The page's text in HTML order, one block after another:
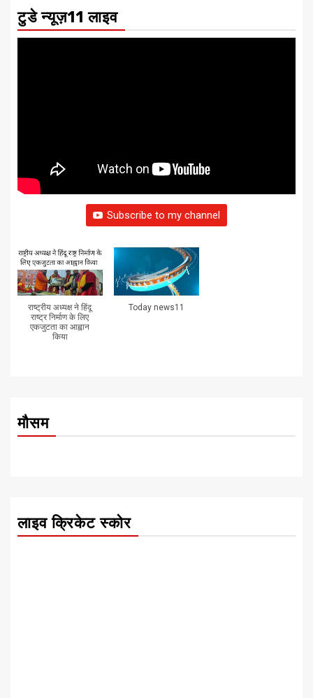
टुडे न्यूज़11 लाइव
Subscribe to my channel
राष्ट्रीय अध्यक्ष ने हिंदू
राष्ट्र निर्माण के लिए
एकजुटता का आह्वान
किया
Today news11
मौसम
लाइव क्रिकेट स्कोर